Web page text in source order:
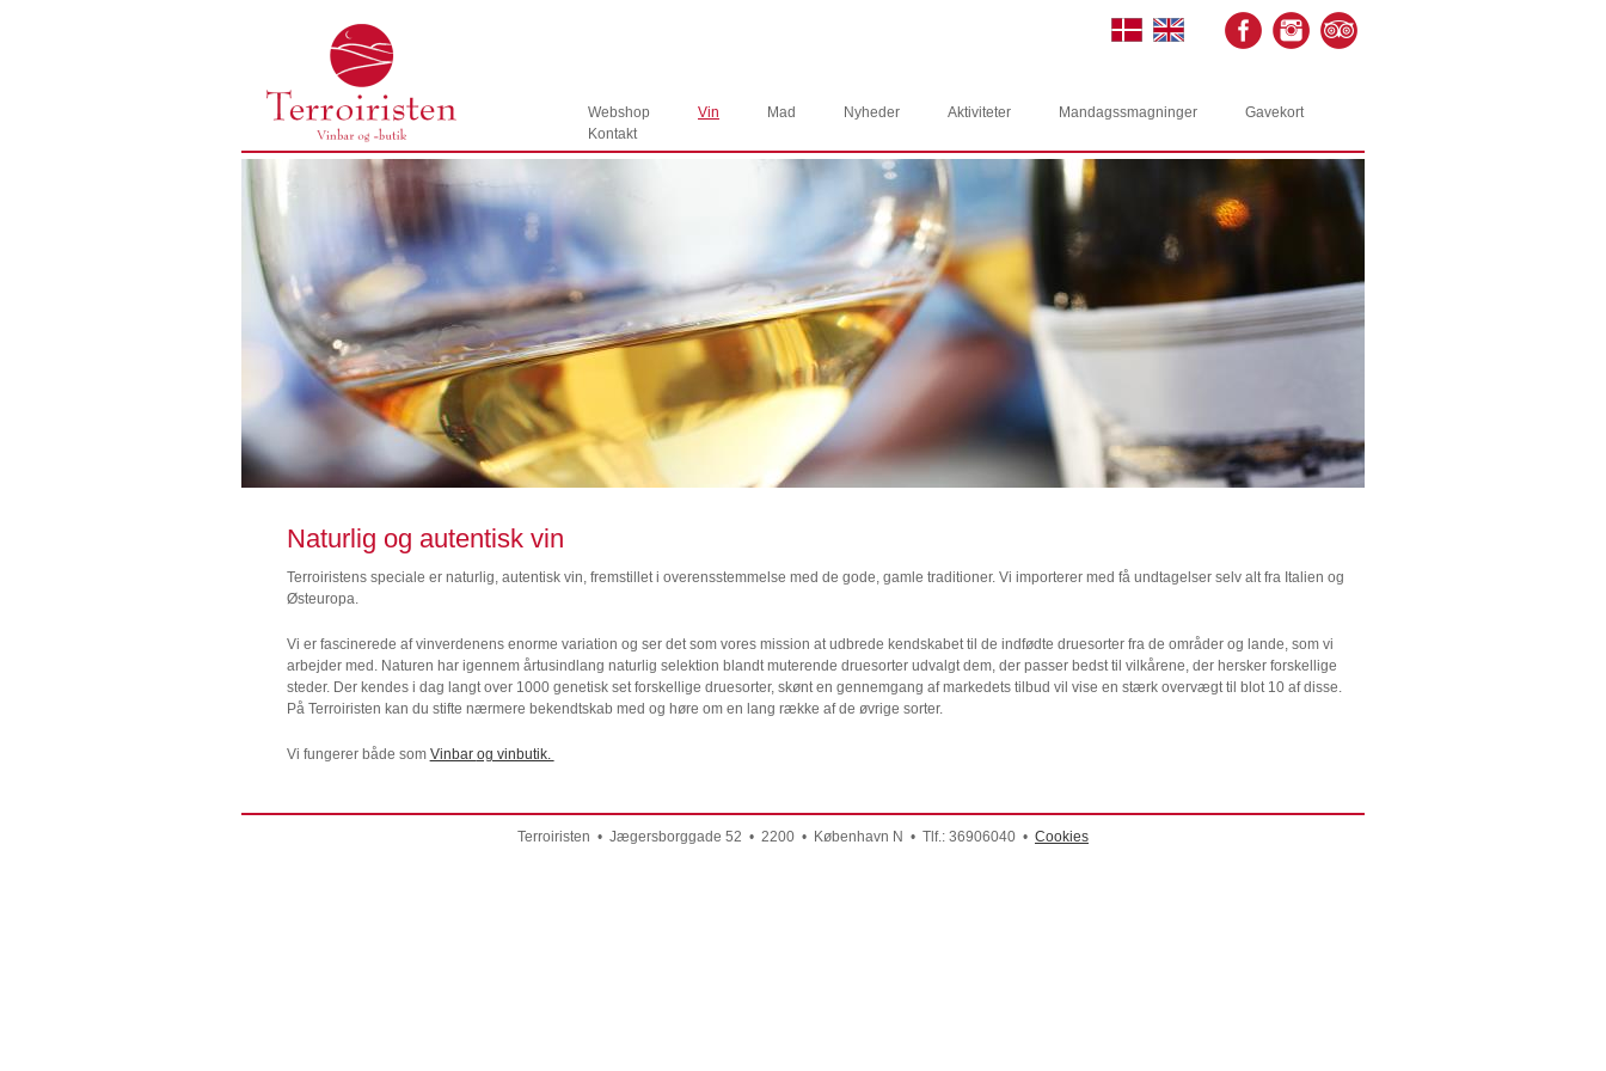
Webshop Vin Mad Nyheder Aktiviteter Mandagssmagninger
Gavekort
Kontakt
Naturlig og autentisk vin
Terroiristens speciale er naturlig, autentisk vin, fremstillet i overensstemmelse med de gode, gamle traditioner. Vi importerer med få undtagelser selv alt fra Italien og
Østeuropa.
Vi er fascinerede af vinverdenens enorme variation og ser det som vores mission at udbrede kendskabet til de indfødte druesorter fra de områder og lande, som vi
arbejder med. Naturen har igennem årtusindlang naturlig selektion blandt muterende druesorter udvalgt dem, der passer bedst til vilkårene, der hersker forskellige
steder. Der kendes i dag langt over 1000 genetisk set forskellige druesorter, skønt en gennemgang af markedets tilbud vil vise en stærk overvægt til blot 10 af disse.
På Terroiristen kan du stifte nærmere bekendtskab med og høre om en lang række af de øvrige sorter.
Vi fungerer både som Vinbar og vinbutik.
Terroiristen • Jægersborggade 52 • 2200 • København N • Tlf.: 36906040 • Cookies